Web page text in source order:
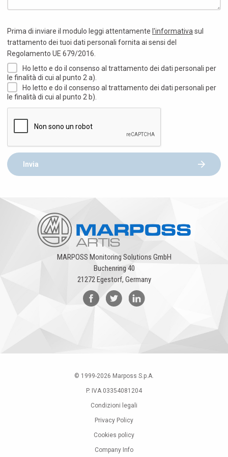
Prima di inviare il modulo leggi attentamente l'informativa sul
trattamento dei tuoi dati personali fornita ai sensi del
Regolamento UE 679/2016.
Ho letto e do il consenso al trattamento dei dati personali per
le finalità di cui al punto 2 a).
Ho letto e do il consenso al trattamento dei dati personali per
le finalità di cui al punto 2 b).
Invia
MARPOSS Monitoring Solutions GmbH
Buchenring 40
21272 Egestorf, Germany
© 1999-2026 Marposs S.p.A.
P. IVA 03354081204
Condizioni legali
Privacy Policy
Cookies policy
Company Info